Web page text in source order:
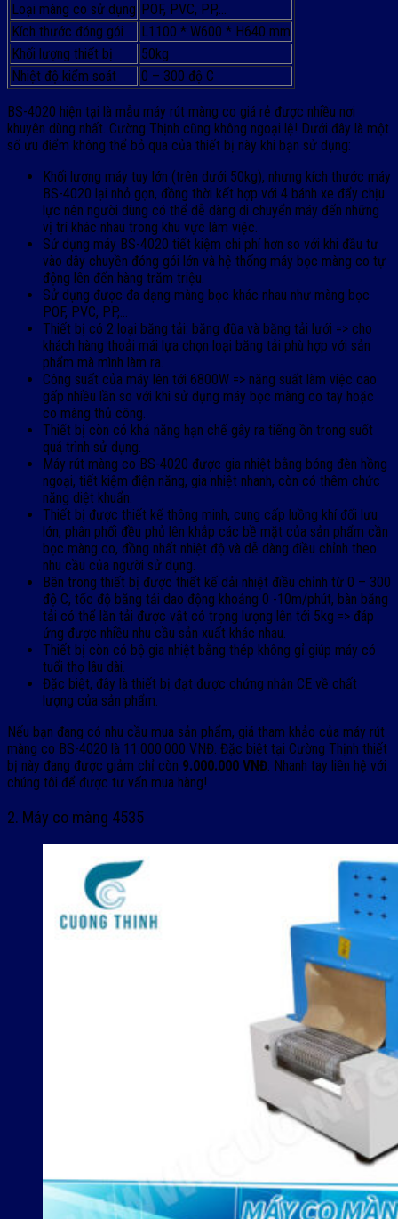
Loại màng co sử dụng POF, PVC, PP,…
Kích thước đóng gói
L1100 * W600 * H640 mm
Khối lượng thiết bị
50kg
Nhiệt độ kiểm soát
0 – 300 độ C
BS-4020 hiện tại là mẫu máy rút màng co giá rẻ được nhiều nơi
khuyên dùng nhất. Cường Thịnh cũng không ngoại lệ! Dưới đây là một
số ưu điểm không thể bỏ qua của thiết bị này khi bạn sử dụng:
Khối lượng máy tuy lớn (trên dưới 50kg), nhưng kích thước máy
BS-4020 lại nhỏ gọn, đồng thời kết hợp với 4 bánh xe đẩy chịu
lực nên người dùng có thể dễ dàng di chuyển máy đến những
vị trí khác nhau trong khu vực làm việc.
Sử dụng máy BS-4020 tiết kiệm chi phí hơn so với khi đầu tư
vào dây chuyền đóng gói lớn và hệ thống máy bọc màng co tự
động lên đến hàng trăm triệu.
Sử dụng được đa dạng màng bọc khác nhau như màng bọc
POF, PVC, PP,…
Thiết bị có 2 loại băng tải: băng đũa và băng tải lưới => cho
khách hàng thoải mái lựa chọn loại băng tải phù hợp với sản
phẩm mà mình làm ra.
Công suất của máy lên tới 6800W => năng suất làm việc cao
gấp nhiều lần so với khi sử dụng máy bọc màng co tay hoặc
co màng thủ công.
Thiết bị còn có khả năng hạn chế gây ra tiếng ồn trong suốt
quá trình sử dụng.
Máy rút màng co BS-4020 được gia nhiệt bằng bóng đèn hồng
ngoại, tiết kiệm điện năng, gia nhiệt nhanh, còn có thêm chức
năng diệt khuẩn.
Thiết bị được thiết kế thông minh, cung cấp luồng khí đối lưu
lớn, phân phối đều phủ lên khắp các bề mặt của sản phẩm cần
bọc màng co, đồng nhất nhiệt độ và dễ dàng điều chỉnh theo
nhu cầu của người sử dụng.
Bên trong thiết bị được thiết kế dải nhiệt điều chỉnh từ 0 – 300
độ C, tốc độ băng tải dao động khoảng 0 -10m/phút, bàn băng
tải có thể lăn tải được vật có trọng lượng lên tới 5kg => đáp
ứng được nhiều nhu cầu sản xuất khác nhau.
Thiết bị còn có bộ gia nhiệt bằng thép không gỉ giúp máy có
tuổi thọ lâu dài.
Đặc biệt, đây là thiết bị đạt được chứng nhận CE về chất
lượng của sản phẩm.
Nếu bạn đang có nhu cầu mua sản phẩm, giá tham khảo của máy rút
màng co BS-4020 là 11.000.000 VNĐ. Đặc biệt tại Cường Thịnh thiết
bị này đang được giảm chỉ còn 9.000.000 VNĐ. Nhanh tay liên hệ với
chúng tôi để được tư vấn mua hàng!
2. Máy co màng 4535